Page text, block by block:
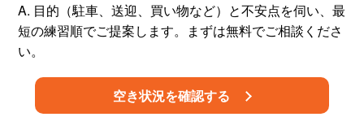
A. 目的（駐車、送迎、買い物など）と不安点を伺い、最
短の練習順でご提案します。まずは無料でご相談くださ
い。
空き状況を確認する